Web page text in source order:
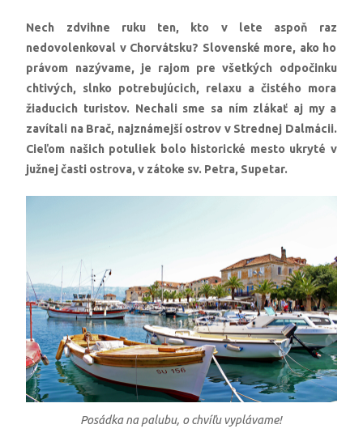
Nech zdvihne ruku ten, kto v lete aspoň raz
nedovolenkoval v Chorvátsku? Slovenské more, ako ho
právom nazývame, je rajom pre všetkých odpočinku
chtivých, slnko potrebujúcich, relaxu a čistého mora
žiaducich turistov. Nechali sme sa ním zlákať aj my a
zavítali na Brač, najznámejší ostrov v Strednej Dalmácii.
Cieľom našich potuliek bolo historické mesto ukryté v
južnej časti ostrova, v zátoke sv. Petra, Supetar.
Posádka na palubu, o chvíľu vyplávame!